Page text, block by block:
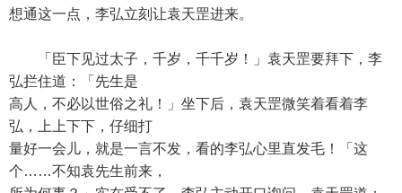
想通这一点，李弘立刻让袁天罡进来。
「臣下见过太子，千岁，千千岁！」袁天罡要拜下，李
弘拦住道：「先生是
高人，不必以世俗之礼！」坐下后，袁天罡微笑着看着李
弘，上上下下，仔细打
量好一会儿，就是一言不发，看的李弘心里直发毛！「这
个……不知袁先生前来，